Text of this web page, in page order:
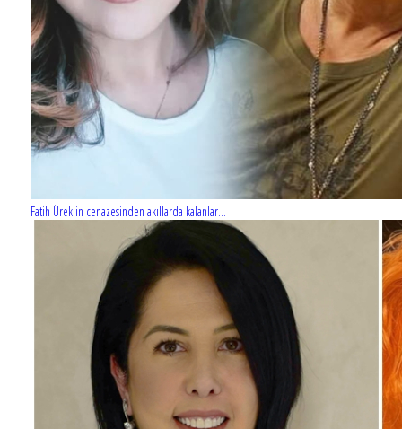
Fatih Ürek'in cenazesinden akıllarda kalanlar...